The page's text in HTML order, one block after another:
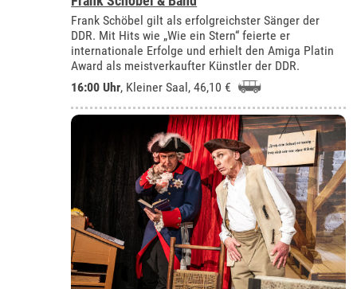
Frank Schöbel gilt als erfolgreichster Sänger der
DDR. Mit Hits wie „Wie ein Stern“ feierte er
internationale Erfolge und erhielt den Amiga Platin
Award als meistverkaufter Künstler der DDR.
16:00 Uhr, Kleiner Saal , 46,10 €